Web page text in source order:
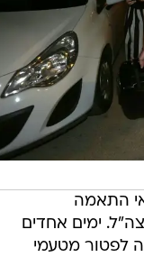
התאמה
ימים אחדים
לפטור מטעמי